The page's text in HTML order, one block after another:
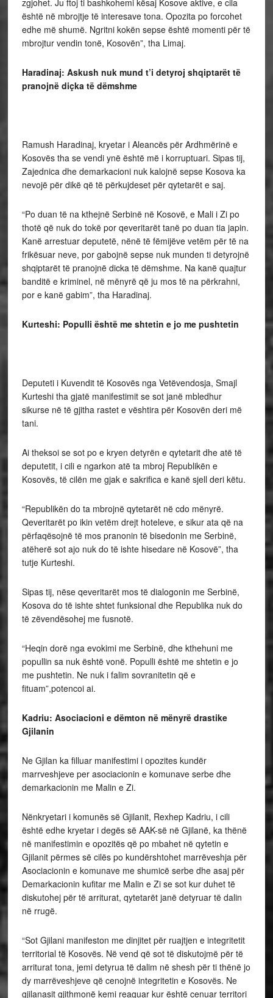
zgjohet. Ju ftoj ti bashkohemi kësaj Kosove aktive, e cila
është në mbrojtje të interesave tona. Opozita po forcohet
edhe më shumë. Ngritni kokën sepse është momenti për të
mbrojtur vendin tonë, Kosovën”, tha Limaj.
Haradinaj: Askush nuk mund t’i detyroj shqiptarët të
pranojnë diçka të dëmshme
Ramush Haradinaj, kryetar i Aleancës për Ardhmërinë e
Kosovës tha se vendi ynë është më i korruptuari. Sipas tij,
Zajednica dhe demarkacioni nuk kalojnë sepse Kosova ka
nevojë për dikë që të përkujdeset për qytetarët e saj.
“Po duan të na kthejnë Serbinë në Kosovë, e Mali i Zi po
thotë që nuk do tokë por qeveritarët tanë po duan tia japin.
Kanë arrestuar deputetë, nënë të fëmijëve vetëm për të na
frikësuar neve, por gabojnë sepse nuk munden ti detyrojnë
shqiptarët të pranojnë dicka të dëmshme. Na kanë quajtur
banditë e kriminel, në mënyrë që ju mos të na përkrahni,
por e kanë gabim”, tha Haradinaj.
Kurteshi: Populli është me shtetin e jo me pushtetin
Deputeti i Kuvendit të Kosovës nga Vetëvendosja, Smajl
Kurteshi tha gjatë manifestimit se sot janë mbledhur
sikurse në të gjitha rastet e vështira për Kosovën deri më
tani.
Ai theksoi se sot po e kryen detyrën e qytetarit dhe atë të
deputetit, i cili e ngarkon atë ta mbroj Republikën e
Kosovës, të cilën me gjak e sakrifica e kanë sjell deri këtu.
“Republikën do ta mbrojnë qytetarët në cdo mënyrë.
Qeveritarët po ikin vetëm drejt hoteleve, e sikur ata që na
përfaqësojnë të mos pranonin të bisedonin me Serbinë,
atëherë sot ajo nuk do të ishte hisedare në Kosovë”, tha
tutje Kurteshi.
Sipas tij, nëse qeveritarët mos të dialogonin me Serbinë,
Kosova do të ishte shtet funksional dhe Republika nuk do
të zëvendësohej me fusnotë.
“Heqin dorë nga evokimi me Serbinë, dhe kthehuni me
popullin sa nuk është vonë. Populli është me shtetin e jo
me pushtetin. Ne nuk i falim sovranitetin që e
fituam”,potencoi ai.
Kadriu: Asociacioni e dëmton në mënyrë drastike
Gjilanin
Ne Gjilan ka filluar manifestimi i opozites kundër
marrveshjeve per asociacionin e komunave serbe dhe
demarkacionin me Malin e Zi.
Nënkryetari i komunës së Gjilanit, Rexhep Kadriu, i cili
është edhe kryetar i degës së AAK-së në Gjilanë, ka thënë
në manifestimin e opozitës që po mbahet në qytetin e
Gjilanit përmes së cilës po kundërshtohet marrëveshja për
Asociacionin e komunave me shumicë serbe dhe asaj për
Demarkacionin kufitar me Malin e Zi se sot kur duhet të
diskutohej për të arriturat, qytetarët janë detyruar të dalin
në rrugë.
“Sot Gjilani manifeston me dinjitet për ruajtjen e integritetit
territorial të Kosovës. Në vend që sot të diskutojmë për të
arriturat tona, jemi detyrua të dalim në shesh për ti thënë jo
dy marrëveshjeve që cenojnë integritetin e Kosovës. Ne
gjilanasit gjithmonë kemi reaguar kur është cenuar territori